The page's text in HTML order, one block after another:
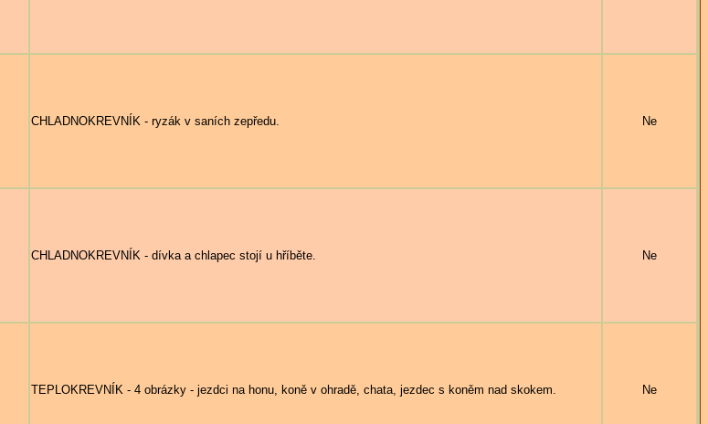
CHLADNOKREVNÍK - ryzák v saních zepředu. Ne
CHLADNOKREVNÍK - dívka a chlapec stojí u hříběte. Ne
TEPLOKREVNÍK - 4 obrázky - jezdci na honu, koně v ohradě, chata, jezdec s koněm nad skokem. Ne